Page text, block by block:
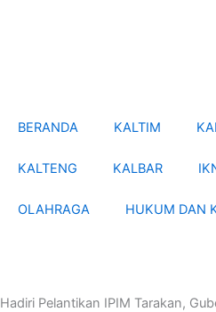
BERANDA KALTIM
KALTENG KALBAR
OLAHRAGA HUKUM DAN
Hadiri Pelantikan IPIM Tarakan,